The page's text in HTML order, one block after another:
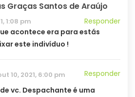
Graças Santos de Araújo
1:08 pm
Responder
acontece era para estás
este indivíduo !
10, 2021, 6:00 pm
Responder
vc. Despachante é uma